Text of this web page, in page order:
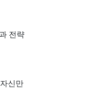
전략
신만